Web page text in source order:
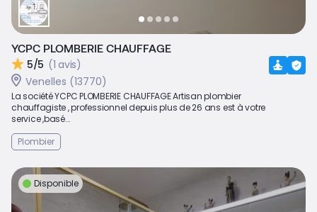
YCPC PLOMBERIE CHAUFFAGE
5/5 (1 avis)
Venelles (13770)
La société YCPC PLOMBERIE CHAUFFAGE Artisan plombier
chauffagiste , professionnel depuis plus de 26 ans est à votre
service ,basé...
Plombier
Disponible